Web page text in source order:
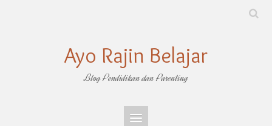
Ayo Rajin Belajar
Blog Pendidikan dan Parenting